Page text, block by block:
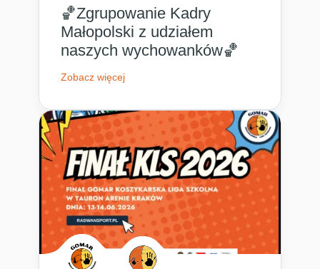
🏀Zgrupowanie Kadry
Małopolski z udziałem
naszych wychowanków🏀
Zobacz więcej